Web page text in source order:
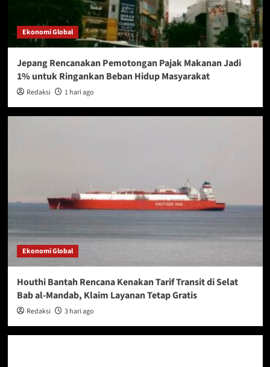
Ekonomi Global
Jepang Rencanakan Pemotongan Pajak Makanan Jadi
1% untuk Ringankan Beban Hidup Masyarakat
Redaksi 1 hari ago
Ekonomi Global
Houthi Bantah Rencana Kenakan Tarif Transit di Selat
Bab al-Mandab, Klaim Layanan Tetap Gratis
Redaksi 3 hari ago